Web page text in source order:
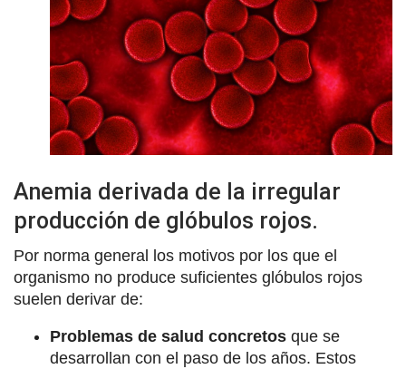
Anemia derivada de la irregular
producción de glóbulos rojos.
Por norma general los motivos por los que el
organismo no produce suficientes glóbulos rojos
suelen derivar de:
Problemas de salud concretos que se
desarrollan con el paso de los años. Estos